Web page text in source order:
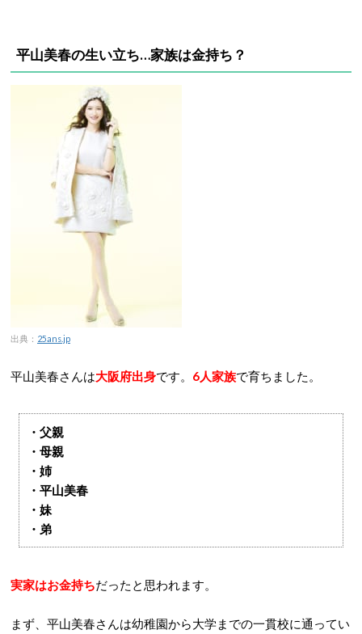
平山美春の生い立ち…家族は金持ち？
出典： 25ans.jp
平山美春さんは大阪府出身です。 6人家族で育ちました。
・父親
・母親
・姉
・平山美春
・妹
・弟
実家はお金持ちだったと思われます。
まず、平山美春さんは幼稚園から大学までの一貫校に通ってい